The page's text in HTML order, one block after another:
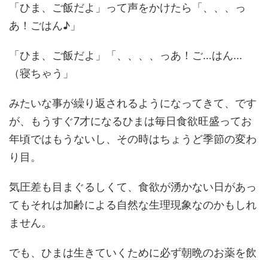
「ひま、ご飯だよ」って声をかけたら「、、、っ
あ！ごはん♪」
「ひま、ご飯だよ」「、、、、っあ！ご…はん…
（寝ちゃう」
みたいな事が繰り返されるようになってきて、です
が、もうすぐ7才になるひまは毎日食欲旺盛ってお
年頃ではもうないし、その時はちょうど季節の変わ
り目。
気圧差も目まぐるしくて、食欲が湧かない日があっ
てもそれは加齢による自然な生理現象なのかもしれ
ません。
でも、ひまは生きていくために必ず朝晩のお薬を飲